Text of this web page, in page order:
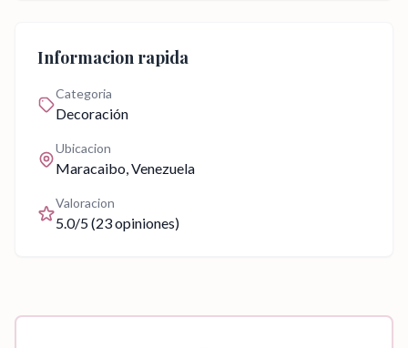
Informacion rapida
Categoria
Decoración
Ubicacion
Maracaibo, Venezuela
Valoracion
5.0/5 (23opiniones)